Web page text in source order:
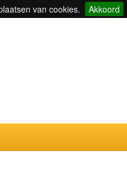
van cookies. Akkoord